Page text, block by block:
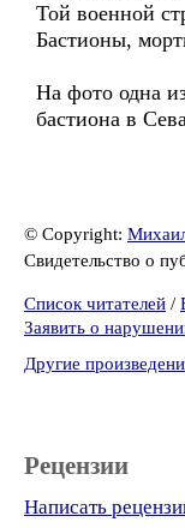
Той военной
Бастионы,
На фото одна
бастиона в
© Copyright:
Свидетельство о
Список читателей /
Заявить о
Другие
Рецензии
Написать